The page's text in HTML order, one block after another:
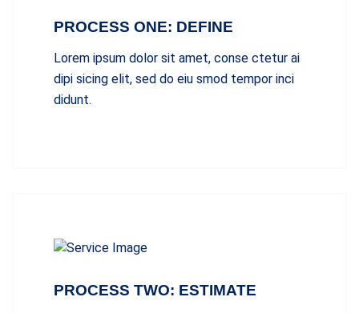
PROCESS ONE: DEFINE
Lorem ipsum dolor sit amet, conse ctetur ai
dipi sicing elit, sed do eiu smod tempor inci
didunt.
PROCESS TWO: ESTIMATE